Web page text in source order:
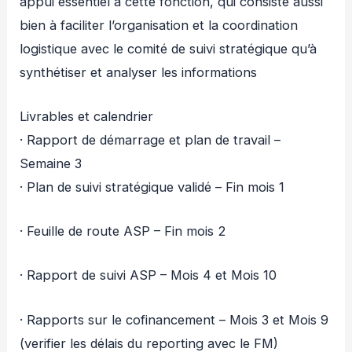
bien à faciliter l’organisation et la coordination
logistique avec le comité de suivi stratégique qu’à
synthétiser et analyser les informations
Livrables et calendrier
· Rapport de démarrage et plan de travail –
Semaine 3
· Plan de suivi stratégique validé – Fin mois 1
· Feuille de route ASP – Fin mois 2
· Rapport de suivi ASP – Mois 4 et Mois 10
· Rapports sur le cofinancement – Mois 3 et Mois 9
(verifier les délais du reporting avec le FM)